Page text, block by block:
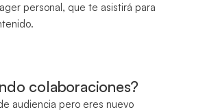
personal, que te asistirá para
colaboraciones?
audiencia pero eres nuevo